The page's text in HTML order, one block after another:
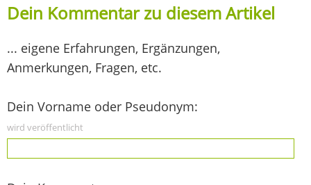
Dein Kommentar zu diesem Artikel
... eigene Erfahrungen, Ergänzungen,
Anmerkungen, Fragen, etc.
Dein Vorname oder Pseudonym:
wird veröffentlicht